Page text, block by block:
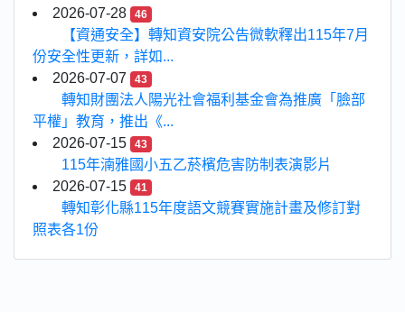
2026-07-28
46
【資通安全】轉知資安院公告微軟釋出115年7月
份安全性更新，詳如...
2026-07-07
43
轉知財團法人陽光社會福利基金會為推廣「臉部
平權」教育，推出《...
2026-07-15
43
115年湳雅國小五乙菸檳危害防制表演影片
2026-07-15
41
轉知彰化縣115年度語文競賽實施計畫及修訂對
照表各1份